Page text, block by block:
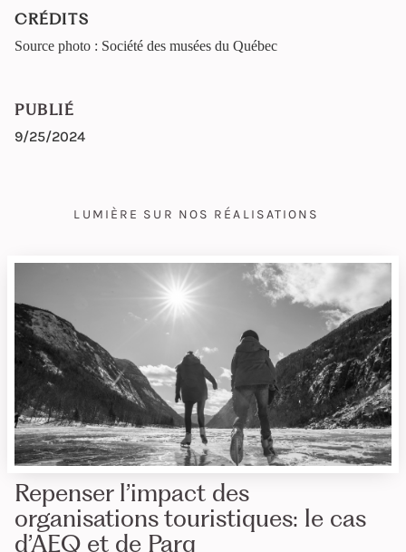
CRÉDITS
Source photo : Société des musées du Québec
PUBLIÉ
9/25/2024
LUMIÈRE SUR NOS RÉALISATIONS
Repenser l’impact des
organisations touristiques: le cas
d’AEQ et de Parq